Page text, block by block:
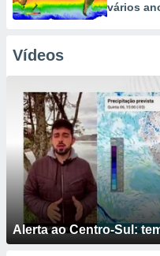
vários
Vídeos
Alerta ao Centro-Sul: